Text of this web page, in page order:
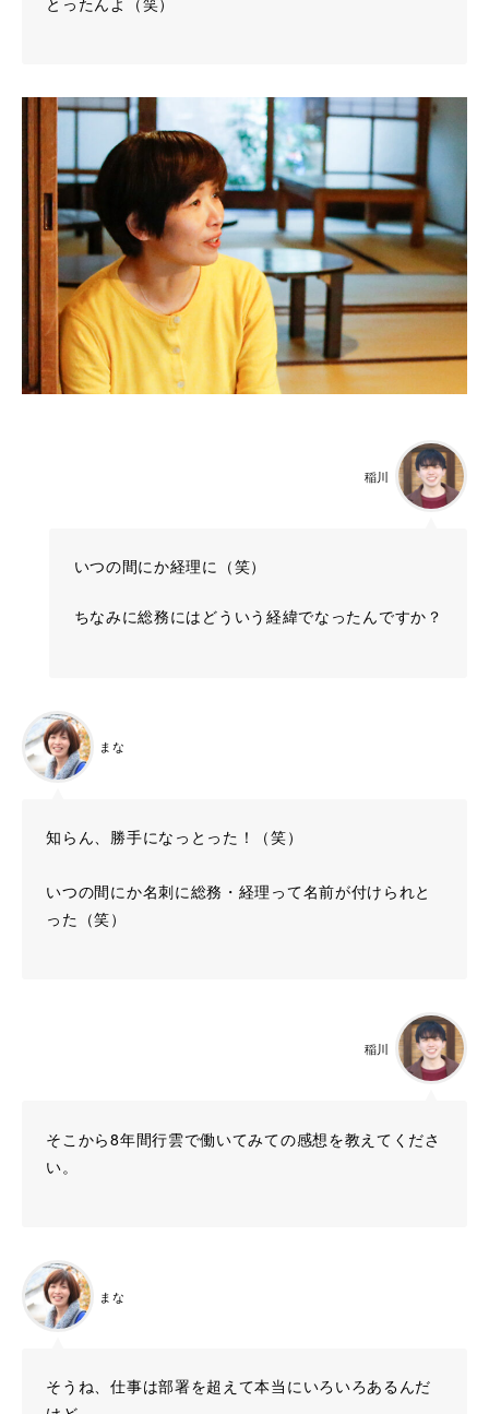
稲川
いつの間にか経理に（笑）
ちなみに総務にはどういう経緯でなったんですか？
まな
知らん、勝手になっとった！（笑）
いつの間にか名刺に総務・経理って名前が付けられと
った（笑）
稲川
そこから8年間行雲で働いてみての感想を教えてくださ
い。
まな
そうね、仕事は部署を超えて本当にいろいろあるんだ